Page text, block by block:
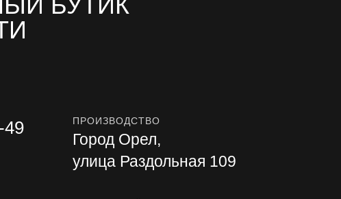
ПРОИЗВОДСТВО
Город Орел,
улица Раздольная 109
49